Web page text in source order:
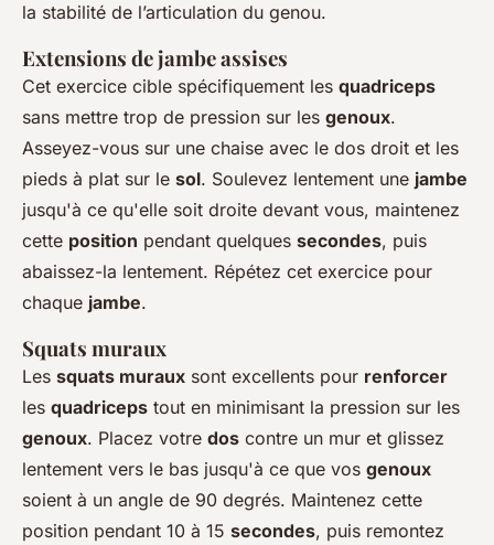
la stabilité de l’articulation du genou.
Extensions de jambe assises
Cet exercice cible spécifiquement les quadriceps
sans mettre trop de pression sur les genoux.
Asseyez-vous sur une chaise avec le dos droit et les
pieds à plat sur le sol. Soulevez lentement une jambe
jusqu'à ce qu'elle soit droite devant vous, maintenez
cette position pendant quelques secondes, puis
abaissez-la lentement. Répétez cet exercice pour
chaque jambe.
Squats muraux
Les squats muraux sont excellents pour renforcer
les quadriceps tout en minimisant la pression sur les
genoux. Placez votre dos contre un mur et glissez
lentement vers le bas jusqu'à ce que vos genoux
soient à un angle de 90 degrés. Maintenez cette
position pendant 10 à 15 secondes, puis remontez